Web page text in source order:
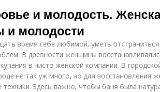
и молодость.
и молодости
время себе любимой, уметь
В древности женщины
в чисто женской компании. В
не так уж много, но для восстановления
Здесь важно, чтобы баня была